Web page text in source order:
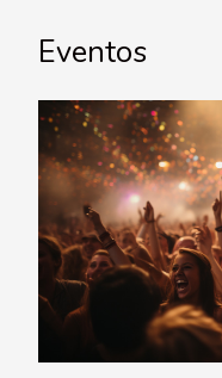
Eventos